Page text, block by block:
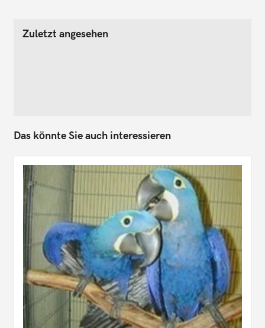
Zuletzt angesehen
Das könnte Sie auch interessieren